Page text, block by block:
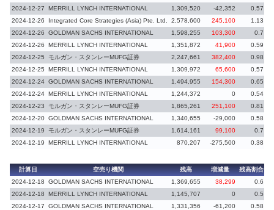
2024-12-27
MERRILL LYNCH INTERNATIONAL 1,309,520 -42,352 0.57
2024-12-26
Integrated Core Strategies (Asia) Pte. Ltd. 2,578,600 245,100 1.13
2024-12-26
GOLDMAN SACHS INTERNATIONAL 1,598,255 103,300 0.7
2024-12-26
MERRILL LYNCH INTERNATIONAL 1,351,872 41,900 0.59
2024-12-25
モルガン・スタンレーMUFG証券 2,247,661 382,400 0.98
2024-12-25
MERRILL LYNCH INTERNATIONAL 1,309,972 65,600 0.57
2024-12-24 GOLDMAN SACHS INTERNATIONAL 1,494,955 154,300 0.65
2024-12-24 MERRILL LYNCH INTERNATIONAL 1,244,372 0 0.54
2024-12-23
モルガン・スタンレーMUFG証券 1,865,261 251,100 0.81
2024-12-20 GOLDMAN SACHS INTERNATIONAL 1,340,655 -29,000 0.58
2024-12-19
モルガン・スタンレーMUFG証券 1,614,161 99,100 0.7
2024-12-19
MERRILL LYNCH INTERNATIONAL 870,207 -275,500 0.38
計算日 空売り機関 残高 増減量 残高割合
2024-12-18
GOLDMAN SACHS INTERNATIONAL 1,369,655 38,299 0.6
2024-12-18
MERRILL LYNCH INTERNATIONAL 1,145,707 0 0.5
2024-12-17
GOLDMAN SACHS INTERNATIONAL 1,331,356 -61,200 0.58